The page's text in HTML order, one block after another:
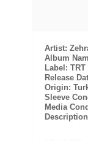
Artist:
Album
Label: TRT
Release
Origin:
Sleeve
Media